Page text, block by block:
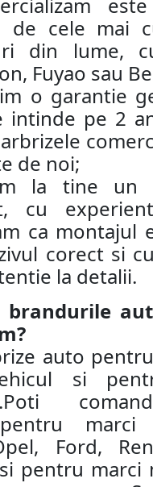
de cele mai
din lume,
Fuyao sau
o garantie
intinde pe 2
de noi;
la tine un
cu
ca montajul
corect si
la detalii.
brandurile
auto
si
marci
Ford,
pentru marci